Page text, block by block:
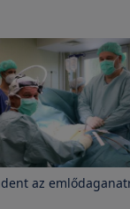
az